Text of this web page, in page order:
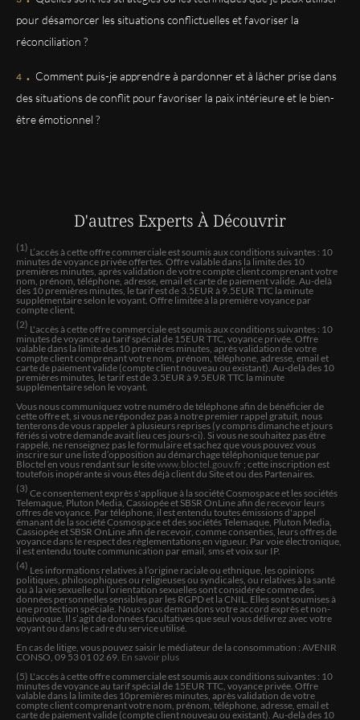
Merci Chloé je te souhaite plein de bonheur. Belle soirée
à vous tous et pour vous aussi pleins de belles surprises
Marie
Tres bon conseil.
La meilleure voyante avec Maria Pilar. Les autres ….
LAGEL
intuition, gentillesse et bons conseils
Mme
Ne respecte pas les minutes supplementaire au
10minutes veut toujours continuer pour augmenter la
factures
Harouni
Contente de l'avoir a nouveau au téléphone, dix minutes
suffisent, même si des fois, je reste sur ma fin......
CHANTAL
Elle est merveilleuse et bienveillante me fait réfléchir et
me soutient profondément Merci Chloé prends bien À
demain bonne nuit soigne toi bien Chantal
Marie
Coucou tu ma bien guider. Ma rassuré. Ma redonner du
tonus la vie est belle . Cela ces très bien passer
pour désamorcer les situations conflictuelles et favoriser la
réconciliation ?
. Comment puis-je apprendre à pardonner et à lâcher prise dans
des situations de conflit pour favoriser la paix intérieure et le bien-
être émotionnel ?
D'autres Experts À Découvrir
(1) L’accès à cette offre commerciale est soumis aux conditions suivantes : 10
minutes de voyance privée offertes. Offre valable dans la limite des 10
premières minutes, après validation de votre compte client comprenant votre
nom, prénom, téléphone, adresse, email et carte de paiement valide. Au-delà
des 10 premières minutes, le tarif est de 3.5EUR à 9.5EUR TTC la minute
supplémentaire selon le voyant. Offre limitée à la première voyance par
compte client.
(2) L'accès à cette offre commerciale est soumis aux conditions suivantes : 10
minutes de voyance au tarif spécial de 15EUR TTC, voyance privée. Offre
valable dans la limite des 10 premières minutes, après validation de votre
compte client comprenant votre nom, prénom, téléphone, adresse, email et
carte de paiement valide (compte client nouveau ou existant). Au-delà des 10
premières minutes, le tarif est de 3.5EUR à 9.5EUR TTC la minute
supplémentaire selon le voyant.
Vous nous communiquez votre numéro de téléphone afin de bénéficier de
cette offre et, si vous ne répondez pas à notre premier rappel gratuit, nous
tenterons de vous rappeler à plusieurs reprises (y compris dimanche et jours
fériés si votre demande avait lieu ces jours-ci). Si vous ne souhaitez pas être
rappelé, ne renseignez pas le formulaire et sachez que vous pouvez vous
inscrire sur une liste d’opposition au démarchage téléphonique tenue par
Bloctel en vous rendant sur le sitewww.bloctel.gouv.fr ; cette inscription est
toutefois inopérante si vous êtes déjà client du Site et ou des Partenaires.
(3) Ce consentement exprès s'applique à la société Cosmospace et les sociétés
Telemaque, Pluton Media, Cassiopée et SBSR OnLine afin de recevoir leurs
offres de voyance. Par téléphone, il est entendu toutes émissions d'appel
émanant de la société Cosmospace et des sociétés Telemaque, Pluton Media,
Cassiopée et SBSR OnLine afin de recevoir, comme consenties, leurs offres de
voyance dans le respect des règlementations en vigueur. Par voie électronique,
il est entendu toute communication par email, sms et voix sur IP.
(4) Les informations relatives à l’origine raciale ou ethnique, les opinions
politiques, philosophiques ou religieuses ou syndicales, ou relatives à la santé
ou à la vie sexuelle ou l’orientation sexuelles sont considérée comme des
données personnelles sensibles par les RGPD et la CNIL. Elles sont soumises à
une protection spéciale. Nous vous demandons votre accord exprès et non-
équivoque. Il s’agit de données facultatives que seul vous délivrez avec votre
voyant ou dans le cadre du service utilisé.
En cas de litige, vous pouvez saisir le médiateur de la consommation : AVENIR
CONSO, 09 53 01 02 69. En savoir plus
(5) L'accès à cette offre commerciale est soumis aux conditions suivantes : 10
minutes de voyance au tarif spécial de 15EUR TTC, voyance privée. Offre
valable dans la limite des 10premières minutes, après validation de votre
compte client comprenant votre nom, prénom, téléphone, adresse, email et
carte de paiement valide (compte client nouveau ou existant). Au-delà des 10